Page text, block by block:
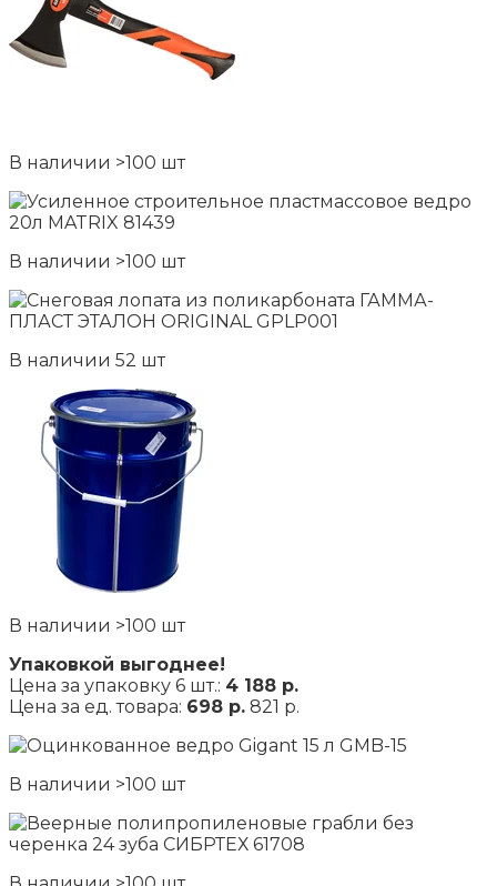
В наличии >100 шт
В наличии >100 шт
В наличии 52 шт
В наличии >100 шт
Упаковкой выгоднее!
Цена за упаковку 6 шт.: 4 188 р.
Цена за ед. товара: 698 р. 821 р.
В наличии >100 шт